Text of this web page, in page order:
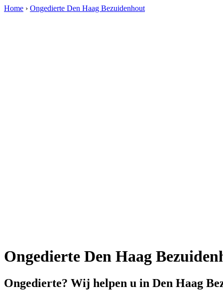
Home › Ongedierte Den Haag Bezuidenhout
Ongedierte Den Haag
Ongedierte? Wij helpen u in Den Haag